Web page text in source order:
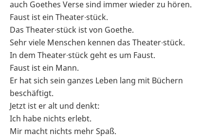
auch Goethes Verse sind immer wieder zu hören.
Faust ist ein Theater∙stück.
Das Theater∙stück ist von Goethe.
Sehr viele Menschen kennen das Theater∙stück.
In dem Theater∙stück geht es um Faust.
Faust ist ein Mann.
Er hat sich sein ganzes Leben lang mit Büchern
beschäftigt.
Jetzt ist er alt und denkt:
Ich habe nichts erlebt.
Mir macht nichts mehr Spaß.